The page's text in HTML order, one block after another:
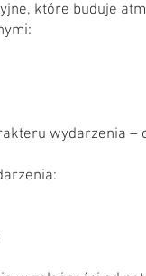
które buduje
wydarzenia –